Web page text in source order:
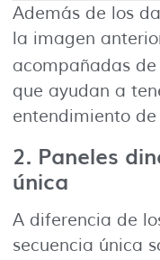
Además de los
la imagen
acompañadas
que ayudan a
entendimiento
2. Paneles
única
A diferencia de
secuencia única